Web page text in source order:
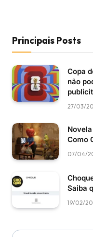
Principais Posts
Copa
não
27/03/
Como
07/04/
Saiba
19/02/